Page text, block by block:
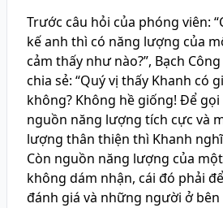
Trước câu hỏi của phóng viên:
kế anh thì có năng lượng của
cảm thấy như nào?”, Bạch
chia sẻ: “Quý vị thấy Khanh có
không? Không hề giống! Để
nguồn năng lượng tích cực và
lượng thân thiện thì Khanh
Còn nguồn năng lượng của
không dám nhận, cái đó phải
đánh giá và những người ở bên